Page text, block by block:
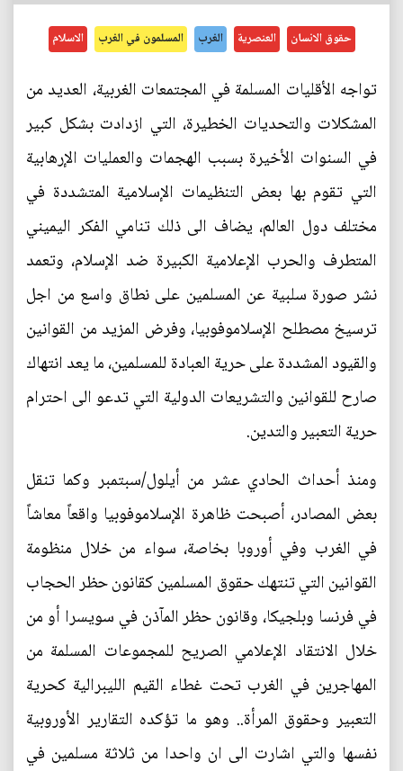
حقوق الانسان العنصرية الغرب المسلمون في الغرب الاسلام
تواجه الأقليات المسلمة في المجتمعات الغربية، العديد من
المشكلات والتحديات الخطيرة، التي ازدادت بشكل كبير
في السنوات الأخيرة بسبب الهجمات والعمليات الإرهابية
التي تقوم بها بعض التنظيمات الإسلامية المتشددة في
مختلف دول العالم، يضاف الى ذلك تنامي الفكر اليميني
المتطرف والحرب الإعلامية الكبيرة ضد الإسلام، وتعمد
نشر صورة سلبية عن المسلمين على نطاق واسع من اجل
ترسيخ مصطلح الإسلاموفوبيا، وفرض المزيد من القوانين
والقيود المشددة على حرية العبادة للمسلمين، ما يعد انتهاك
صارح للقوانين والتشريعات الدولية التي تدعو الى احترام
حرية التعبير والتدين.
ومنذ أحداث الحادي عشر من أيلول/سبتمبر وكما تنقل
بعض المصادر، أصبحت ظاهرة الإسلاموفوبيا واقعاً معاشاً
في الغرب وفي أوروبا بخاصة، سواء من خلال منظومة
القوانين التي تنتهك حقوق المسلمين كقانون حظر الحجاب
في فرنسا وبلجيكا، وقانون حظر المآذن في سويسرا أو من
خلال الانتقاد الإعلامي الصريح للمجموعات المسلمة من
المهاجرين في الغرب تحت غطاء القيم الليبرالية كحرية
التعبير وحقوق المرأة.. وهو ما تؤكده التقارير الأوروبية
نفسها والتي اشارت الى ان واحدا من ثلاثة مسلمين في